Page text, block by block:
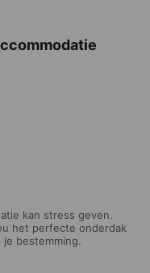
kan stress geven.
het perfecte onderdak
bestemming.